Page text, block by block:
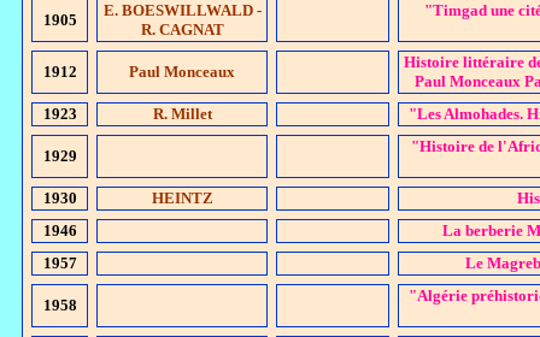
1905
E. BOESWILLWALD -
R. CAGNAT
"Timgad une
1912 Paul Monceaux
Histoire littéraire
Paul Monceaux
1923
R. Millet "Les Almohades.
1929
"Histoire de
1930 HEINTZ
1946
La berberie
1957
Le
1958
"Algérie